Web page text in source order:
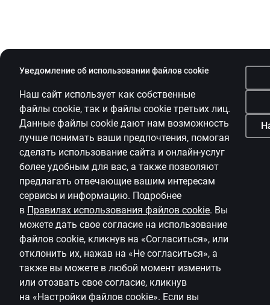
Уведомление об использовании файлов cookie
Наш сайт использует как собственные
файлы cookie, так и файлы cookie третьих лиц.
Данные файлы cookie дают нам возможность
лучше понимать ваши предпочтения, помогая
сделать использование сайта и онлайн-услуг
более удобным для вас, а также позволяют
предлагать отвечающие вашим интересам
сервисы и информацию. Подробнее
в Правилах использования файлов cookie. Вы
можете дать свое согласие на использование
файлов cookie, кликнув на «Согласиться», или
отклонить их, нажав на «Не согласиться», а
также вы можете в любой момент изменить
или отозвать свое согласие, кликнув
на «Настройки файлов cookie». Если вы